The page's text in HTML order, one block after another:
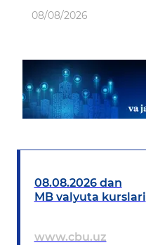
08/08/2026
08.08.2026 dan
MB valyuta kurslari
www.cbu.uz